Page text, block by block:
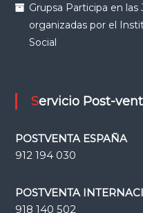
Grupsa Participa en las
organizadas por el
Social
Servicio Post-
POSTVENTA ESPAÑA
912 194 030
POSTVENTA
918 140 502